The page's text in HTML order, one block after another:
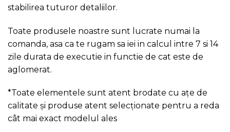
stabilirea tuturor detaliilor.
Toate produsele noastre sunt lucrate numai la
comanda, asa ca te rugam sa iei in calcul intre 7 si 14
zile durata de executie in functie de cat este de
aglomerat.
*Toate elementele sunt atent brodate cu ațe de
calitate și produse atent selecționate pentru a reda
cât mai exact modelul ales